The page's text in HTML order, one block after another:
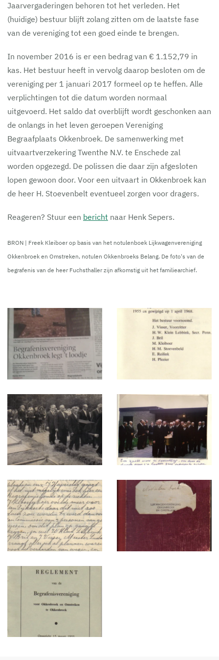
Jaarvergaderingen behoren tot het verleden. Het
(huidige) bestuur blijft zolang zitten om de laatste fase
van de vereniging tot een goed einde te brengen.
In november 2016 is er een bedrag van € 1.152,79 in
kas. Het bestuur heeft in vervolg daarop besloten om de
vereniging per 1 januari 2017 formeel op te heffen. Alle
verplichtingen tot die datum worden normaal
uitgevoerd. Het saldo dat overblijft wordt geschonken aan
de onlangs in het leven geroepen Vereniging
Begraafplaats Okkenbroek. De samenwerking met
uitvaartverzekering Twenthe N.V. te Enschede zal
worden opgezegd. De polissen die daar zijn afgesloten
lopen gewoon door. Voor een uitvaart in Okkenbroek kan
de heer H. Stoevenbelt eventueel zorgen voor dragers.
Reageren? Stuur een bericht naar Henk Sepers.
BRON | Freek Kleiboer op basis van het notulenboek Lijkwagenvereniging
Okkenbroek en Omstreken, notulen Okkenbroeks Belang. De foto's van de
begrafenis van de heer Fuchsthaller zijn afkomstig uit het familiearchief.